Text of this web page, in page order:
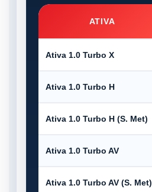
ATIVA
Ativa 1.0 Turbo X
Ativa 1.0 Turbo H
Ativa 1.0 Turbo H (S. Met)
Ativa 1.0 Turbo AV
Ativa 1.0 Turbo AV (S. Met)